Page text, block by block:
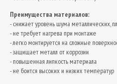
Преимущества материалов:
- снижает уровень шума металлических,
- не требует нагрева при монтаже
- легко монтируется на сложные
- защищает металл от коррозии
- повышенная липкость материала
- не боится высоких и низких температур